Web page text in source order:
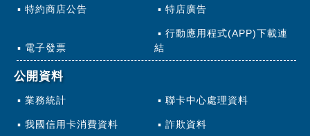
特約商店公告 特店廣告
電子發票
行動應用程式(APP)下載連
結
公開資料
業務統計 聯卡中心處理資料
我國信用卡消費資料 詐欺資料